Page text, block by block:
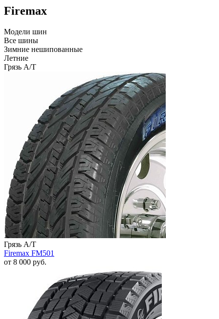
Firemax
Модели шин
Все шины
Зимние нешипованные
Летние
Грязь A/T
Грязь A/T
Firemax FM501
от 8 000 руб.